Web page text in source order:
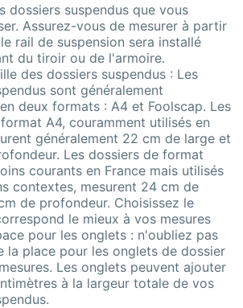
dossiers suspendus que vous
Assurez-vous de mesurer à partir
rail de suspension sera installé
du tiroir ou de l'armoire.
des dossiers suspendus : Les
sont généralement
deux formats : A4 et Foolscap. Les
A4, couramment utilisés en
généralement 22 cm de large et
Les dossiers de format
courants en France mais utilisés
contextes, mesurent 24 cm de
de profondeur. Choisissez le
le mieux à vos mesures
pour les onglets : n'oubliez pas
la place pour les onglets de dossier
Les onglets peuvent ajouter
à la largeur totale de vos